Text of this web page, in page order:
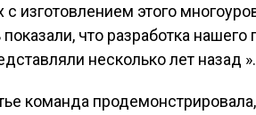
изготовлением этого
что разработка
несколько лет назад ».
команда